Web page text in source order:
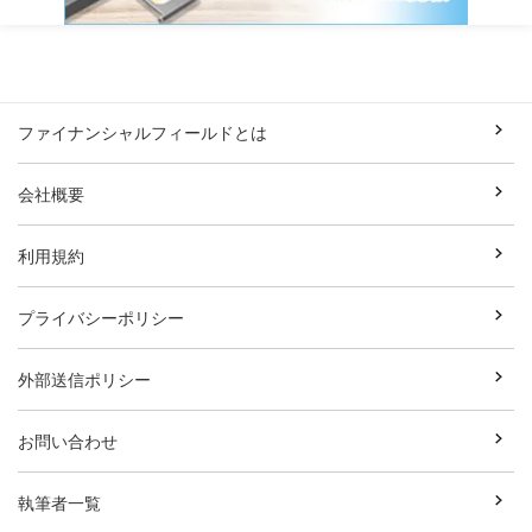
ファイナンシャルフィールドとは
会社概要
利用規約
プライバシーポリシー
外部送信ポリシー
お問い合わせ
執筆者一覧